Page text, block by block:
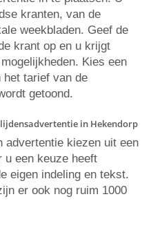
kranten, van de
weekbladen. Geef de
krant op en u krijgt
Kies een
het tarief van de
getoond.
in Hekendorp
advertentie kiezen uit een
u een keuze heeft
eigen indeling en tekst.
er ook nog ruim 1000